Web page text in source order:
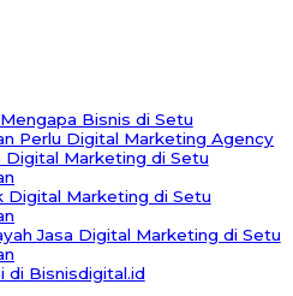
Bisnis di Setu
Perlu Digital Marketing Agency
Digital Marketing di Setu
Digital Marketing di Setu
Jasa Digital Marketing di Setu
di Bisnisdigital.id